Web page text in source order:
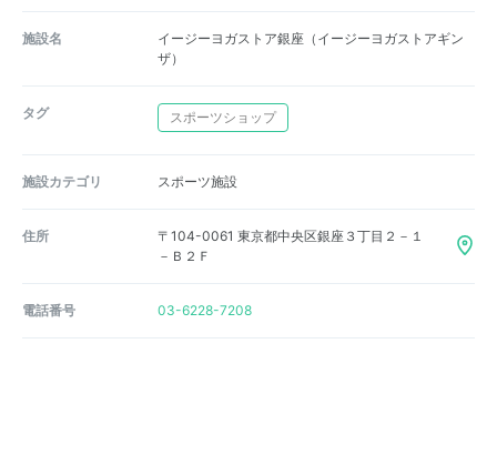
施設名
イージーヨガストア銀座（イージーヨガストアギン
ザ）
タグ スポーツショップ
施設カテゴリ スポーツ施設
住所
〒104-0061 東京都中央区銀座３丁目２－１
－Ｂ２Ｆ
電話番号 03-6228-7208